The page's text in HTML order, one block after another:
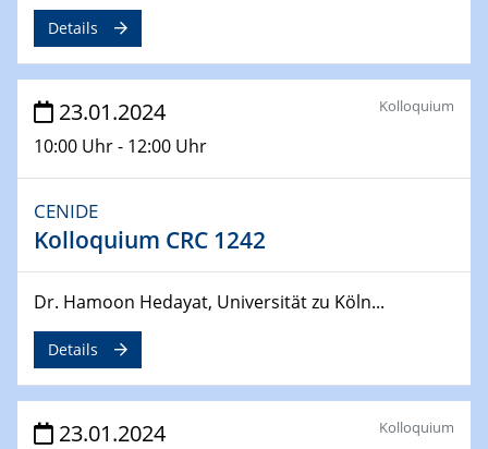
01.03.2024
Podcast-Workshop
06.03.2024
07.03.2024
Liquid Organic Hydrogen Carriers (LOHC)
ZBT
14.03.2024
Microscope Techniques in Materials
Research
From Micro to Nano Analysis
Details
23.01.2024
10:00 Uhr - 12:00 Uhr
Kolloquium
CENIDE
Kolloquium CRC 1242
Dr. Hamoon Hedayat, Universität zu Köln...
Details
23.01.2024 Kolloquium